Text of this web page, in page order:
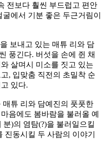
전보다 훨씬 부드럽고 편안
에서 기분 좋은 두근거림이
보내고 있는 매튜 리와 담
풍긴다. 버섯을 손에 쥔 채
살며시 미소를 짓고 있는
, 입맞춤 직전의 초밀착 순
있다.
튜 리와 담예진의 풋풋한
음에도 봄바람을 불러올 예
)의 염탐(?)을 불러일으킬
진동시킬 두 사람의 이야기